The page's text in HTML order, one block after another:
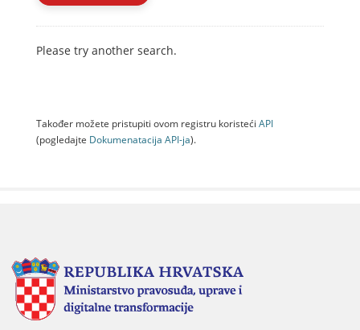
Please try another search.
Također možete pristupiti ovom registru koristeći API
(pogledajte Dokumenаtаcijа API-jа).